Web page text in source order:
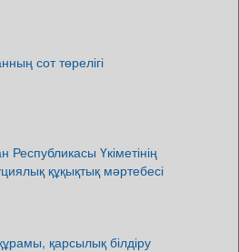
сот төрелігі
Республикасы Үкіметінің
құқықтық мәртебесі
қарсылық білдіру